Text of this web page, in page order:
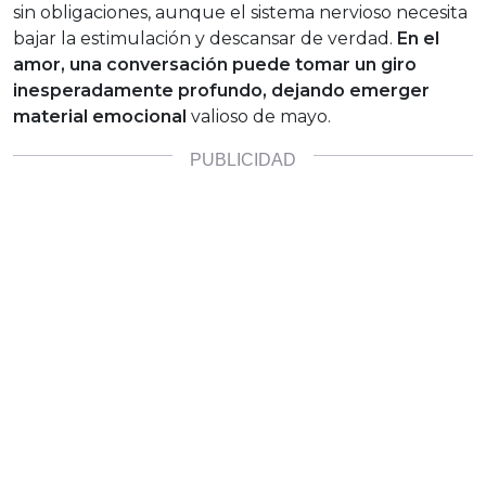
sin obligaciones, aunque el sistema nervioso necesita
bajar la estimulación y descansar de verdad. En el
amor, una conversación puede tomar un giro
inesperadamente profundo, dejando emerger
material emocional valioso de mayo.